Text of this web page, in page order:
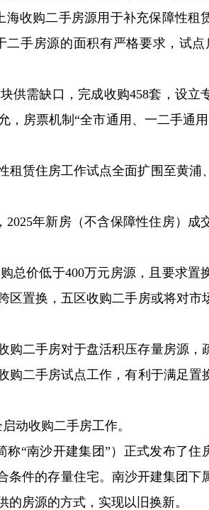
收购二手房源用于补充保障性租
手房源的面积有严格要求，试点
供需缺口，完成收购458套，设立
，房票机制“全市通用、一二手通
赁住房工作试点全面扩围至黄浦
年新房（不含保障性住房）成
总价低于400万元房源，且要求置
区置换，五区收购二手房或将对市
购二手房对于盘活积压存量房源，
二手房试点工作，有利于满足置
动收购二手房工作。
“南沙开建集团”）正式发布了住
条件的存量住宅。南沙开建集团下
房源的方式，实现以旧换新。